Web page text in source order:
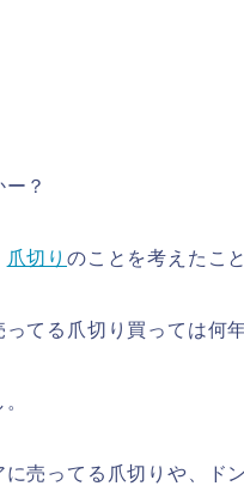
？
爪切りのことを考えたこ
ってる爪切り買っては何
に売ってる爪切りや、ド